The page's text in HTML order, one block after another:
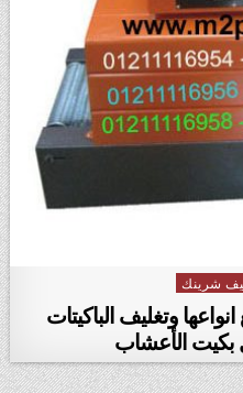
شرينك
وتغليف الباكيتات
بكيت الأعشاب